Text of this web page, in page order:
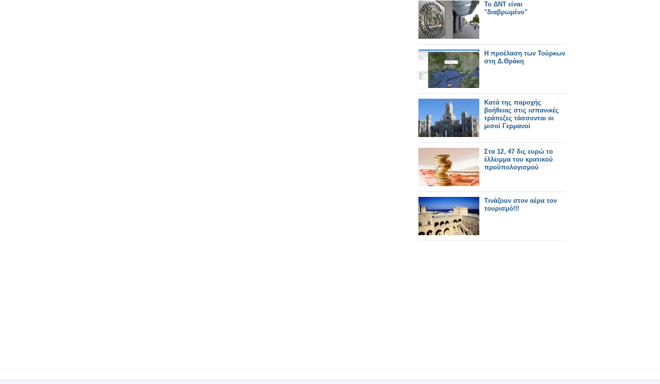
Το ΔΝΤ είναι
"διαβρωμένο"
Η προέλαση των Τούρκων
στη Δ.Θράκη
Κατά της παροχής
βοήθειας στις ισπανικές
τράπεζες τάσσονται οι
μισοί Γερμανοί
Στα 12, 47 δις ευρώ το
έλλειμμα του κρατικού
προϋπολογισμού
Τινάζουν στον αέρα τον
τουρισμό!!!